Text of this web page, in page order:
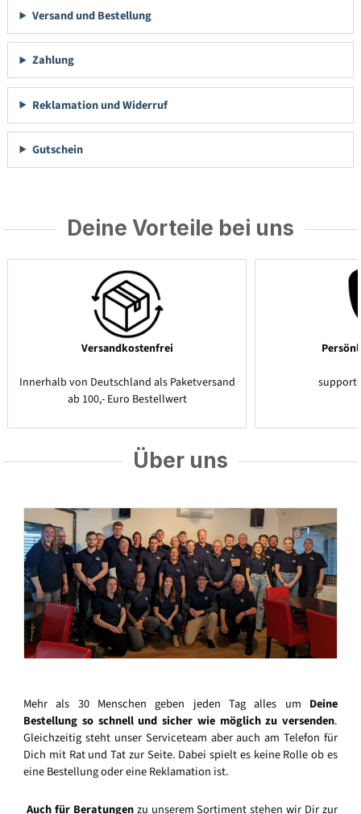
Versand und Bestellung
Zahlung
Reklamation und Widerruf
Gutschein
Deine Vorteile bei uns
Versandkostenfrei
Innerhalb von Deutschland als Paketversand
ab 100,- Euro Bestellwert
Über uns
Mehr als 30 Menschen geben jeden Tag alles um Deine
Bestellung so schnell und sicher wie möglich zu versenden.
Gleichzeitig steht unser Serviceteam aber auch am Telefon für
Dich mit Rat und Tat zur Seite. Dabei spielt es keine Rolle ob es
eine Bestellung oder eine Reklamation ist.
Auch für Beratungenzu unserem Sortiment stehen wir Dir zur